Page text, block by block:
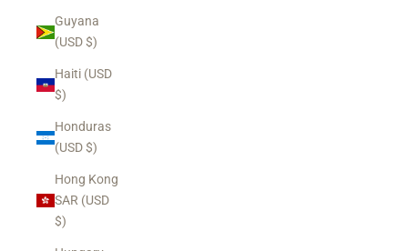
Guyana
(USD $)
Haiti (USD
$)
Honduras
(USD $)
Hong Kong
SAR (USD
$)